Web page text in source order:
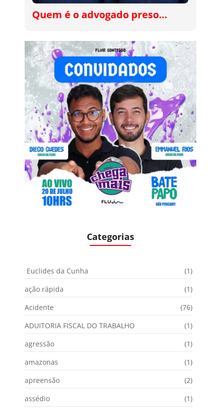
Quem é o advogado preso…
Categorias
Euclides da Cunha
(1)
ação rápida
(1)
Acidente
(76)
ADUITORIA FISCAL DO TRABALHO
(1)
agressão
(1)
amazonas
(1)
apreensão
(2)
assédio
(1)